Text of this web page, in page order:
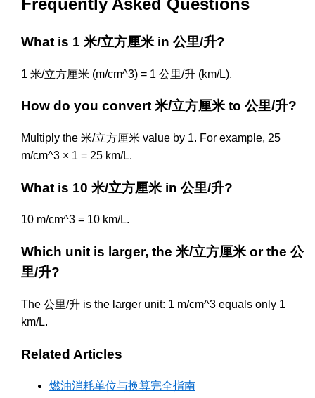
Frequently Asked Questions
What is 1 米/立方厘米 in 公里/升?
1 米/立方厘米 (m/cm^3) = 1 公里/升 (km/L).
How do you convert 米/立方厘米 to 公里/升?
Multiply the 米/立方厘米 value by 1. For example, 25
m/cm^3 × 1 = 25 km/L.
What is 10 米/立方厘米 in 公里/升?
10 m/cm^3 = 10 km/L.
Which unit is larger, the 米/立方厘米 or the 公
里/升?
The 公里/升 is the larger unit: 1 m/cm^3 equals only 1
km/L.
Related Articles
燃油消耗单位与换算完全指南